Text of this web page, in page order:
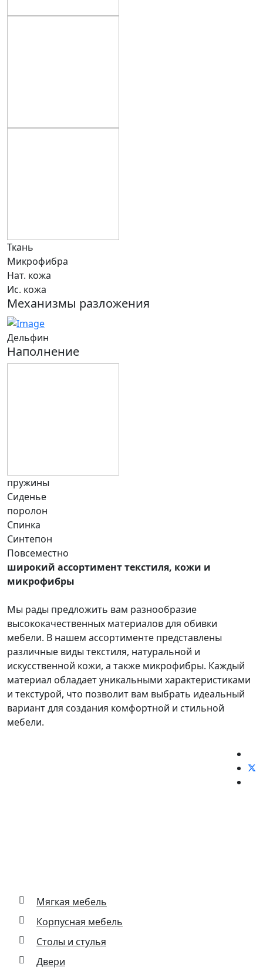
Ткань
Микрофибра
Нат. кожа
Ис. кожа
Механизмы разложения
Дельфин
Наполнение
пружины
Сиденье
поролон
Спинка
Синтепон
Повсеместно
широкий ассортимент текстиля, кожи и
микрофибры
Мы рады предложить вам разнообразие
высококачественных материалов для обивки
мебели. В нашем ассортименте представлены
различные виды текстиля, натуральной и
искусственной кожи, а также микрофибры. Каждый
материал обладает уникальными характеристиками
и текстурой, что позволит вам выбрать идеальный
вариант для создания комфортной и стильной
мебели.
Мягкая мебель
Корпусная мебель
Столы и стулья
Двери